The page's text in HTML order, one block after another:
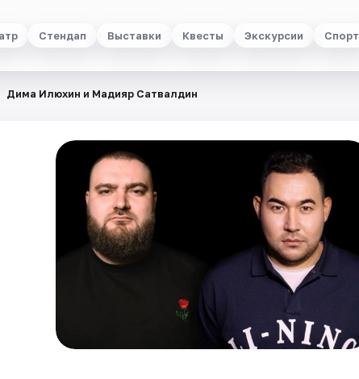
Стендап Выставки Квесты Экскурсии Спорт
Дима Илюхин и Мадияр Сатвалдин